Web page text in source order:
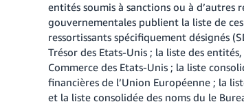
entités soumis à sanctions ou à d’autres
gouvernementales publient la liste de
ressortissants spécifiquement désignés
Trésor des Etats-Unis ; la liste des
Commerce des Etats-Unis ; la liste
financières de l’Union Européenne ; la
et la liste consolidée des noms du le